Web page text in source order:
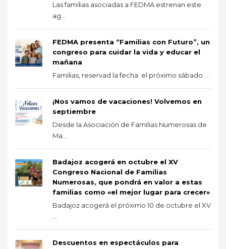
Las familias asociadas a FEDMA estrenan este
ag...
FEDMA presenta “Familias con Futuro”, un
congreso para cuidar la vida y educar el
mañana
Familias, reservad la fecha: el próximo sábado ...
¡Nos vamos de vacaciones! Volvemos en
septiembre
Desde la Asociación de Familias Numerosas de
Ma...
Badajoz acogerá en octubre el XV
Congreso Nacional de Familias
Numerosas, que pondrá en valor a estas
familias como «el mejor lugar para crecer»
Badajoz acogerá el próximo 10 de octubre el XV
Descuentos en espectáculos para